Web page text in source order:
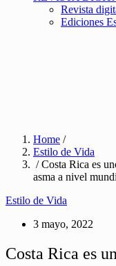
Revista
Ediciones
Home /
Estilo de Vida
/ Costa Rica es
asma a nivel
Estilo de Vida
3 mayo, 2022
Costa Rica es